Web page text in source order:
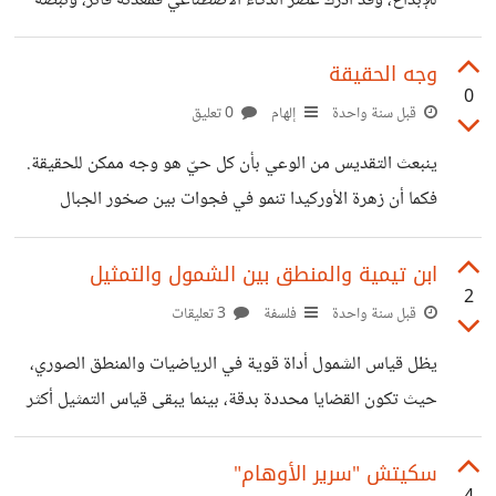
تبدّت لنا هيئته. ولذلك، فالمتواجد لا سبيل إلى إدراكه النور إلا
متردّد، لا يسير في الصيرورة بل يُساق خارجها. الذكاء الاصطناعي
ليس عدوًا .. بل مرآة. إما أن تنظر فيها فترى وجهك الحقيقي، أو
تُغمض عينيك .. فتذهب ريحك.
0
وجه الحقيقة
قبل سنة واحدة إلهام
ينبعث التقديس من الوعي بأن كل حيّ هو وجه ممكن للحقيقة.
فكما أن زهرة الأوركيدا تنمو في فجوات بين صخور الجبال
فتكشف عن معنى للحياة هو معنى لا تُعبر عنه الكتب، وكذلك كل
طفل يولد، أو طائر يحلق، أو شجرة تُورق بعد جفاف .. فإن كل
هذه الصور تقدم وجهًا آخر للحقيقة الحية. لكأن التقديس هو
الحقيقة الأصلية لأنها منجذبة إليها، فالحياة عينها دليل متجلٍّ
للحقيقة الإلهية. وإن الاعتداء
2
ابن تيمية والمنطق بين الشمول والتمثيل
قبل سنة واحدة فلسفة
يظل قياس الشمول أداة قوية في الرياضيات والمنطق الصوري،
حيث تكون القضايا محددة بدقة، بينما يبقى قياس التمثيل أكثر
واقعية في تناول القضايا العملية، كما يظهر في الفقه، حيث
يعتمد على المقارنة بين الجزئيات بدلاً من التعميم المجرد. لكن
سكيتش "سرير الأوهام"